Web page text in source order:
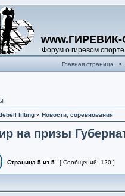
Форум о гиревом спорте
Главная страница •
lifting » Новости, соревнования
на призы
Страница 5 из 5 [ Сообщений: 120 ]